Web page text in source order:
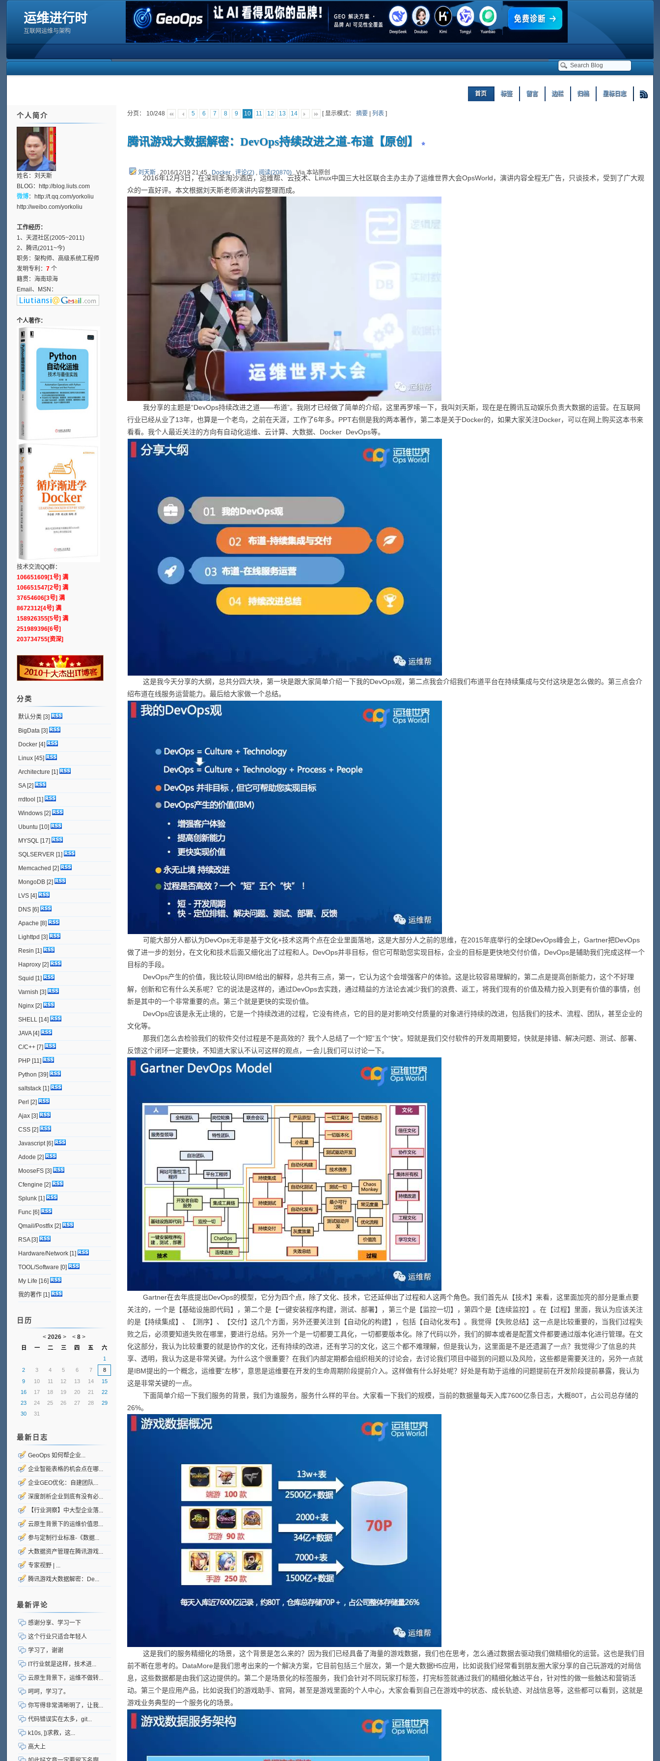
运维进行时
互联网运维与架构
首页 标签 留言 边栏 归档 星标日志
分页： 10/248 5 6 7 8 9 10 11 12 13 14 [ 显示模式：摘要 |列表 ]
腾讯游戏大数据解密：DevOps持续改进之道-布道【原创】
刘天斯 , 2016/12/19 21:45 , Docker ,评论(2) , 阅读(20870) , Via 本站原创
2016年12月3日，在深圳圣淘沙酒店，运维帮、云技术、Linux中国三大社区联合主办主办了运维世界大会OpsWorld，演讲内容全程无广告，只谈技术，受到了广大观
众的一直好评。本文根据刘天斯老师演讲内容整理而成。
我分享的主题是“DevOps持续改进之道——布道”。我刚才已经做了简单的介绍，这里再罗嗦一下，我叫刘天斯，现在是在腾讯互动娱乐负责大数据的运营。在互联网
行业已经从业了13年，也算是一个老鸟，之前在天涯，工作了6年多。PPT右侧是我的两本著作，第二本是关于Docker的，如果大家关注Docker，可以在网上购买这本书来
看看。我个人最近关注的方向有自动化运维、云计算、大数据、Docker DevOps等。
这是我今天分享的大纲，总共分四大块，第一块是跟大家简单介绍一下我的DevOps观，第二点我会介绍我们布道平台在持续集成与交付这块是怎么做的。第三点会介
绍布道在线服务运营能力。最后给大家做一个总结。
可能大部分人都认为DevOps无非是基于文化+技术这两个点在企业里面落地，这是大部分人之前的思维，在2015年底举行的全球DevOps峰会上，Gartner把DevOps
做了进一步的划分，在文化和技术后面又细化出了过程和人。DevOps并非目标，但它可帮助您实现目标，企业的目标是更快地交付价值，DevOps是辅助我们完成这样一个
目标的手段。
DevOps产生的价值，我比较认同IBM给出的解释，总共有三点，第一，它认为这个会增强客户的体验。这是比较容易理解的，第二点是提高创新能力，这个不好理
解，创新和它有什么关系呢？它的说法是这样的，通过DevOps去实践，通过精益的方法论去减少我们的浪费、返工，将我们现有的价值及精力投入到更有价值的事情，创
新是其中的一个非常重要的点。第三个就是更快的实现价值。
DevOps应该是永无止境的，它是一个持续改进的过程，它没有终点，它的目的是对影响交付质量的对象进行持续的改进，包括我们的技术、流程、团队，甚至企业的
文化等。
那我们怎么去检验我们的软件交付过程是不是高效的？我个人总结了一个“短”五个“快”。短就是我们交付软件的开发周期要短，快就是排错、解决问题、测试、部署、
反馈这个闭环一定要快，不知道大家认不认可这样的观点，一会儿我们可以讨论一下。
Gartner在去年底提出DevOps的模型，它分为四个点，除了文化、技术，它还延伸出了过程和人这两个角色。我们首先从【技术】来看，这里面加亮的部分是重点要
关注的，一个是【基础设施即代码】，第二个是【一键安装程序构建，测试、部署】，第三个是【监控一切】，第四个是【连续监控】。在【过程】里面，我认为应该关注
的是【持续集成】、【测序】、【交付】这几个方面，另外还要关注到【自动化的构建】，包括【自动化发布】。我觉得【失败总结】这一点是比较重要的，当我们过程失
败之后，必须要知道失败在哪里，要进行总结。另外一个是一切都要工具化，一切都要版本化。除了代码以外，我们的脚本或者是配置文件都要通过版本化进行管理。在文
化这部分，我认为比较重要的就是协作的文化，还有持续的改进，还有学习的文化，这三个都不难理解，但是我认为，这里面是不是还遗漏了一点？我觉得少了信息的共
享、透明，我认为这是非常关键。为什么这个很重要？在我们内部定期都会组织相关的讨论会，去讨论我们项目中碰到的问题以及风险，这些都是需要关注的，另外一点就
是IBM提出的一个概念，运维要“左移”，意思是运维要在开发的生命周期阶段提前介入。这样做有什么好处呢？好处是有助于运维的问题提前在开发阶段提前暴露，我认为
这是非常关键的一点。
下面简单介绍一下我们服务的背景，我们为谁服务，服务什么样的平台。大家看一下我们的规模，当前的数据量每天入库7600亿条日志，大概80T，占公司总存储的
26%。
这是我们的服务精细化的场景，这个背景是怎么来的？因为我们已经具备了海量的游戏数据，我们也在思考，怎么通过数据去驱动我们做精细化的运营。这也是我们目
前不断在思考的。DataMore是我们思考出来的一个解决方案，它目前包括三个层次，第一个是大数据H5应用，比如说我们经常看到朋友圈大家分享的自己玩游戏的对局信
息，这些数据都是由我们这边提供的。第二个是场景化的标签服务，我们会针对不同玩家打标签，打完标签就通过我们的精细化触达平台，针对性的做一些触达和营销活
动。第三个是应用产品，比如说我们的游戏助手、官网，甚至是游戏里面的个人中心，大家会看到自己在游戏中的状态、成长轨迹、对战信息等，这些都可以看到，这就是
游戏业务典型的一个服务化的场景。
个人简介
姓名：刘天斯
BLOG：http://blog.liuts.com
微博：http://t.qq.com/yorkoliu
http://weibo.com/yorkoliu
工作经历：
1、天涯社区(2005~2011)
2、腾讯(2011~今)
职务：架构师、高级系统工程师
发明专利：7 个
籍贯：海南琼海
Email、MSN：
个人著作：
技术交流QQ群：
106651609[1号] 满
106651547[2号] 满
37654606[3号] 满
8672312[4号] 满
158926355[5号] 满
251989396[6号]
203734755[资深]
分类
默认分类 [3]
BigData [3]
Docker [4]
Linux [45]
Architecture [1]
SA[2]
rrdtool [1]
Windows [2]
Ubuntu [10]
MYSQL [17]
SQLSERVER [1]
Memcached [2]
MongoDB [2]
LVS [4]
DNS [6]
Apache [8]
Lighttpd [3]
Resin [1]
Haproxy [2]
Squid [1]
Varnish [3]
Nginx [2]
SHELL [14]
JAVA[4]
C/C++ [7]
PHP [11]
Python [39]
saltstack [1]
Perl [2]
Ajax [3]
CSS [2]
Javascript [6]
Adode [2]
MooseFS [3]
Cfengine [2]
Splunk [1]
Func [6]
Qmail/Postfix [2]
RSA[3]
Hardware/Network [1]
TOOL/Software [0]
My Life [16]
我的著作 [1]
日历
< 2026 > < 8 >
日 一 二 三 四 五
六
1
2
3 4 5 6 7
8
9
10 11 12 13 14
15
16
17 18 19 20 21
22
23
24 25 26 27 28
29
30
31
最新日志
GeoOps 如何帮企业...
企业智能表格的机会点在哪...
企业GEO优化：自建团队...
深度剖析企业到底有没有必...
【行业洞察】中大型企业落...
云原生背景下的运维价值思...
参与定制行业标准-《数据...
大数据资产管理在腾讯游戏...
专家视野 | ...
腾讯游戏大数据解密：De...
最新评论
感谢分享、学习一下
这个行业只适合年轻人
学习了，谢谢
IT行业就是这样，技术进...
云原生背景下，运维不做转...
呵呵，学习了。
你写得非常清晰明了，让我...
代码错误实在太多，git...
k10s, ])求救，这...
高大上